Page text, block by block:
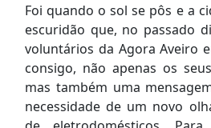
Foi quando o sol se pôs e a
escuridão que, no passado
voluntários da Agora Aveiro
consigo, não apenas os
mas também uma
necessidade de um novo